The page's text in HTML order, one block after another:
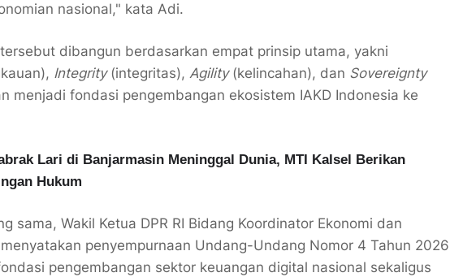
nasional," kata Adi.
dibangun berdasarkan empat prinsip utama, yakni
Integrity(integritas), Agility(kelincahan), dan Sovereignty
menjadi fondasi pengembangan ekosistem IAKD Indonesia ke
Lari di Banjarmasin Meninggal Dunia, MTI Kalsel Berikan
Hukum
sama, Wakil Ketua DPR RI Bidang Koordinator Ekonomi dan
penyempurnaan Undang-Undang Nomor 4 Tahun 2026
pengembangan sektor keuangan digital nasional sekaligus